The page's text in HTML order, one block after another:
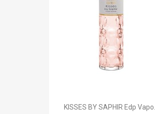
KISSES BY SAPHIR Edp Vapo...